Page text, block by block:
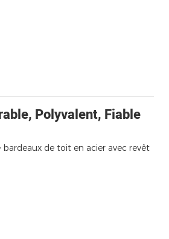
Polyvalent, Fiable